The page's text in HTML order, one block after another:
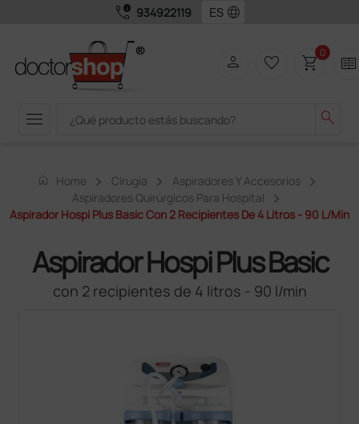
call_quality 934922119 language
menu search
person favorite_border shopping_cart0 two_pager
home Home Cirugía
Aspiradores Y Accesorios
Aspiradores Quirúrgicos Para Hospital
Aspirador Hospi Plus Basic Con 2 Recipientes De 4 Litros - 90 L/min
Aspirador Hospi Plus Basic
con 2 recipientes de 4 litros - 90 l/min